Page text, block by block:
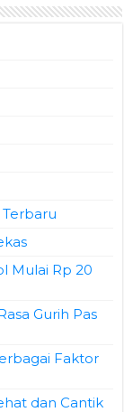
Mulai Rp 20
Gurih Pas
Faktor
dan Cantik